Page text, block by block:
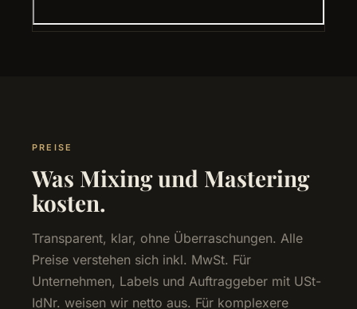
PREISE
Was Mixing und Mastering
kosten.
Transparent, klar, ohne Überraschungen. Alle
Preise verstehen sich inkl. MwSt. Für
Unternehmen, Labels und Auftraggeber mit USt-
IdNr. weisen wir netto aus. Für komplexere